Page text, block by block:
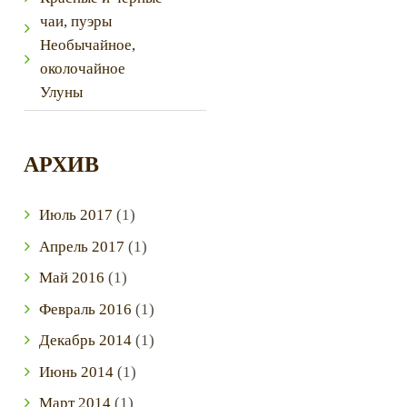
чаи, пуэры
Необычайное,
околочайное
Улуны
АРХИВ
Июль 2017 (1)
Апрель 2017 (1)
Май 2016 (1)
Февраль 2016 (1)
Декабрь 2014(1)
Июнь 2014(1)
Март 2014(1)